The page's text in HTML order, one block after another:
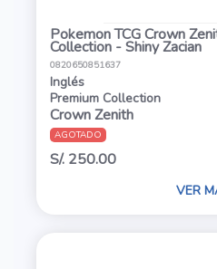
Pokemon TCG Crown
Collection - Shiny Zacian
0820650851637
Inglés
Premium Collection
Crown Zenith
AGOTADO
S/. 250.00
VER